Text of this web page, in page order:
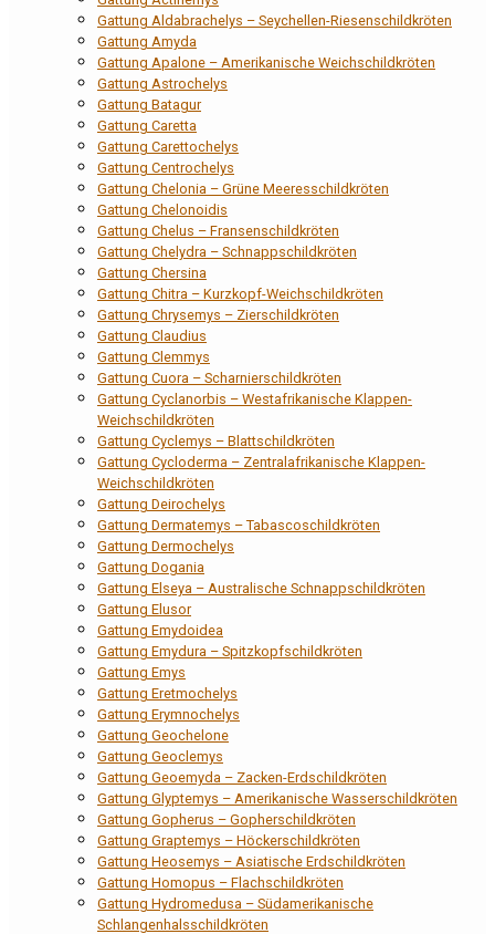
Gattung Aldabrachelys – Seychellen-Riesenschildkröten
Gattung Amyda
Gattung Apalone – Amerikanische Weichschildkröten
Gattung Astrochelys
Gattung Batagur
Gattung Caretta
Gattung Carettochelys
Gattung Centrochelys
Gattung Chelonia – Grüne Meeresschildkröten
Gattung Chelonoidis
Gattung Chelus – Fransenschildkröten
Gattung Chelydra – Schnappschildkröten
Gattung Chersina
Gattung Chitra – Kurzkopf-Weichschildkröten
Gattung Chrysemys – Zierschildkröten
Gattung Claudius
Gattung Clemmys
Gattung Cuora – Scharnierschildkröten
Gattung Cyclanorbis – Westafrikanische Klappen-
Weichschildkröten
Gattung Cyclemys – Blattschildkröten
Gattung Cycloderma – Zentralafrikanische Klappen-
Weichschildkröten
Gattung Deirochelys
Gattung Dermatemys – Tabascoschildkröten
Gattung Dermochelys
Gattung Dogania
Gattung Elseya – Australische Schnappschildkröten
Gattung Elusor
Gattung Emydoidea
Gattung Emydura – Spitzkopfschildkröten
Gattung Emys
Gattung Eretmochelys
Gattung Erymnochelys
Gattung Geochelone
Gattung Geoclemys
Gattung Geoemyda – Zacken-Erdschildkröten
Gattung Glyptemys – Amerikanische Wasserschildkröten
Gattung Gopherus – Gopherschildkröten
Gattung Graptemys – Höckerschildkröten
Gattung Heosemys – Asiatische Erdschildkröten
Gattung Homopus – Flachschildkröten
Gattung Hydromedusa – Südamerikanische
Schlangenhalsschildkröten